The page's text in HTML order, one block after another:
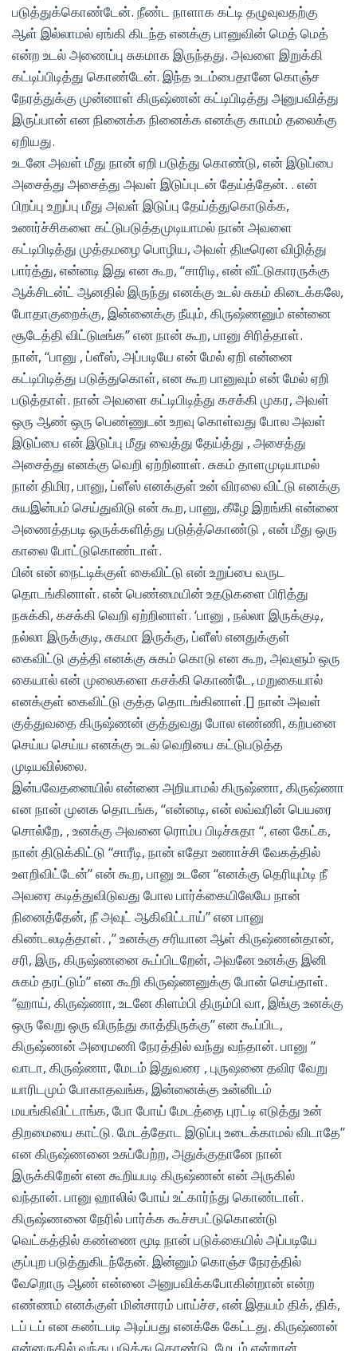
படுத்துக்கொண்டேன். நீண்ட நாளாக கட்டி தழுவுவதற்கு
ஆள் இல்லாமல் ஏங்கி கிடந்த எனக்கு பானுவின் மெத் மெத்
என்ற உடல் அணைப்பு சுகமாக இருந்தது. அவளை இறுக்கி
கட்டிப்பிடித்து கொண்டேன். இந்த உடம்பைதானே கொஞ்ச
நேரத்துக்கு முன்னாள் கிருஷ்ணன் கட்டிபிடித்து அனுபவித்து
இருப்பான் என நினைக்க நினைக்க எனக்கு காமம் தலைக்கு
ஏறியது.
உடனே அவள் மீது நான் ஏறி படுத்து கொண்டு, என் இடுப்பை
அசைத்து அசைத்து அவள் இடுப்புடன் தேய்த்தேன். . என்
பிறப்பு உறுப்பு மீது அவள் இடுப்பு தேய்த்துகொடுக்க,
உணர்ச்சிகளை கட்டுபடுத்தமுடியாமல் நான் அவளை
கட்டிபிடித்து முத்தமழை பொழிய, அவள் திடீரென விழித்து
பார்த்து, என்னடி இது என கூற, “சாரிடி, என் வீட்டுகாரருக்கு
ஆக்சிடன்ட் ஆனதில் இருந்து எனக்கு உடல் சுகம் கிடைக்கலே,
போதாகுறைக்கு, இன்னைக்கு நீயும், கிருஷ்ணனும் என்னை
சூடேத்தி விட்டுடீங்க” என நான் கூற, பானு சிரித்தாள்.
நான், “பானு , ப்ளீஸ், அப்படியே என் மேல் ஏறி என்னை
கட்டிபிடித்து படுத்துகொள், என கூற பானுவும் என் மேல் ஏறி
படுத்தாள். நான் அவளை கட்டிபிடித்து கசக்கி முகர, அவள்
ஒரு ஆண் ஒரு பெண்ணுடன் உறவு கொள்வது போல அவள்
இடுப்பை என் இடுப்பு மீது வைத்து தேய்த்து , அசைத்து
அசைத்து எனக்கு வெறி ஏற்றினாள். சுகம் தாளமுடியாமல்
நான் திமிர, பானு, ப்ளீஸ் எனக்குள் உன் விரலை விட்டு எனக்கு
சுயஇன்பம் செய்துவிடு என் கூற, பானு, கீழே இறங்கி என்னை
அணைத்தபடி ஒருக்களித்து படுத்த்கொண்டு , என் மீது ஒரு
காலை போட்டுகொண்டாள்.
பின் என் நைட்டிக்குள் கைவிட்டு என் உறுப்பை வருட
தொடங்கினாள். என் பெண்மையின் உதடுகளை பிரித்து
நசுக்கி, கசக்கி வெறி ஏற்றினாள். ‘பானு , நல்லா இருக்குடி,
நல்லா இருக்குடி, சுகமா இருக்கு, ப்ளீஸ் எனதுக்குள்
கைவிட்டு குத்தி எனக்கு சுகம் கொடு என கூற, அவளும் ஒரு
கையால் என் முலைகளை கசக்கி கொண்டே, மறுகையால்
எனக்குள் கைவிட்டு குத்த தொடங்கினாள்.[] நான் அவள்
குத்துவதை கிருஷ்ணன் குத்துவது போல எண்ணி, கற்பனை
செய்ய செய்ய எனக்கு உடல் வெறியை கட்டுபடுத்த
முடியவில்லை.
இன்பவேதனையில் என்னை அறியாமல் கிருஷ்ணா, கிருஷ்ணா
என நான் முனக தொடங்க, “என்னடி, என் லவ்வரின் பெயரை
சொல்றே, , உனக்கு அவனை ரொம்ப பிடிச்சுதா “, என கேட்க,
நான் திடுக்கிட்டு “சாரீடி, நான் எதோ உணாச்சி வேகத்தில்
உளறிவிட்டேன்” என் கூற, பானு உடனே “எனக்கு தெரியும்டி நீ
அவரை கடித்துவிடுவது போல பார்க்கையிலேயே நான்
நினைத்தேன், நீ அவுட் ஆகிவிட்டாய்” என பானு
கிண்டலடித்தாள். ,” உனக்கு சரியான ஆள் கிருஷ்ணன்தான்,
சரி, இரு, கிருஷ்ணனை கூப்பிடறேன், அவனே உனக்கு இனி
சுகம் தரட்டும்” என கூறி கிருஷ்ணனுக்கு போன் செய்தாள்.
“ஹாய், கிருஷ்ணா, உடனே கிளம்பி திரும்பி வா, இங்கு உனக்கு
ஒரு வேறு ஒரு விருந்து காத்திருக்கு” என கூப்பிட,
கிருஷ்ணன் அரைமணி நேரத்தில் வந்து வந்தான். பானு ”
வாடா, கிருஷ்ணா, மேடம் இதுவரை , புருஷனை தவிர வேறு
யாரிடமும் போகாதவங்க, இன்னைக்கு உன்னிடம்
மயங்கிவிட்டாங்க, போ போய் மேடத்தை புரட்டி எடுத்து உன்
திறமையை காட்டு. மேடத்தோட இடுப்பு உடைக்காமல் விடாதே”
என கிருஷ்ணனை உசுப்பேற்ற, அதுக்குதானே நான்
இருக்கிறேன் என கூறியபடி கிருஷ்ணன் என் அருகில்
வந்தான். பானு ஹாலில் போய் உட்கார்ந்து கொண்டாள்.
கிருஷ்ணனை நேரில் பார்க்க கூச்சபட்டுகொண்டு
வெட்கத்தில் கண்ணை மூடி நான் படுக்கையில் அப்படியே
குப்புற படுத்துகிடந்தேன். இன்னும் கொஞ்ச நேரத்தில்
வேறொரு ஆண் என்னை அனுபவிக்கபோகின்றான் என்ற
எண்ணம் எனக்குள் மின்சாரம் பாய்ச்ச, என் இதயம் திக், திக்,
டப் டப் என கண்டபடி அடிப்பது எனக்கே கேட்டது. கிருஷ்ணன்